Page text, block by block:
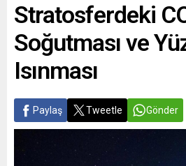
Stratosferdeki
Soğutması ve
Isınması
Paylaş Tweetle Gönder